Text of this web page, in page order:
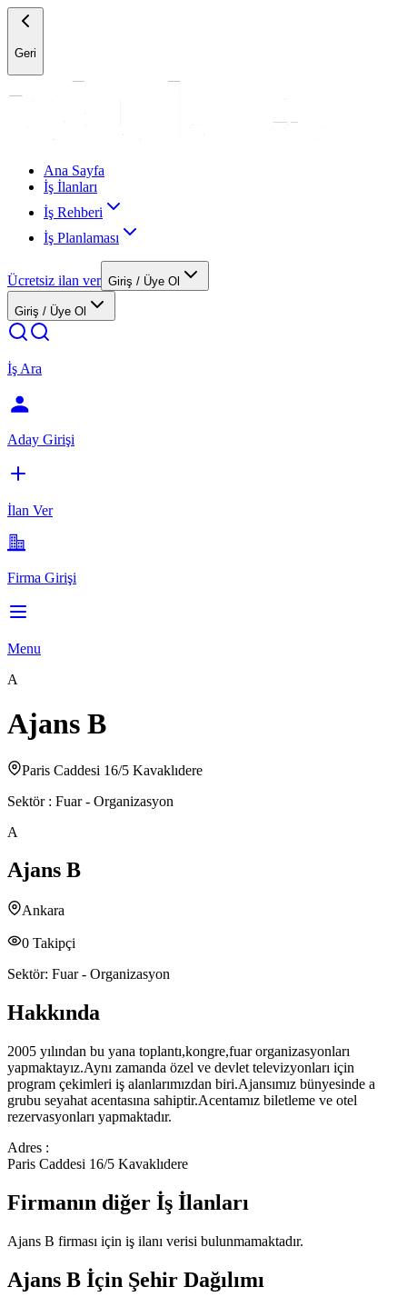
Geri
Ana Sayfa
İş İlanları
İş Rehberi
İş Planlaması
Ücretsiz ilan ver Giriş / Üye Ol
Giriş / Üye Ol
İş Ara
Aday Girişi
İlan Ver
Firma Girişi
Menu
A
Ajans B
Paris Caddesi 16/5 Kavaklıdere
Sektör : Fuar - Organizasyon
A
Ajans B
Ankara
0 Takipçi
Sektör: Fuar - Organizasyon
Hakkında
2005 yılından bu yana toplantı,kongre,fuar organizasyonları
yapmaktayız.Aynı zamanda özel ve devlet televizyonları için
program çekimleri iş alanlarımızdan biri.Ajansımız bünyesinde a
grubu seyahat acentasına sahiptir.Acentamız biletleme ve otel
rezervasyonları yapmaktadır.
Adres :
Paris Caddesi 16/5 Kavaklıdere
Firmanın diğer İş İlanları
Ajans B firması için iş ilanı verisi bulunmamaktadır.
Ajans B İçin Şehir Dağılımı